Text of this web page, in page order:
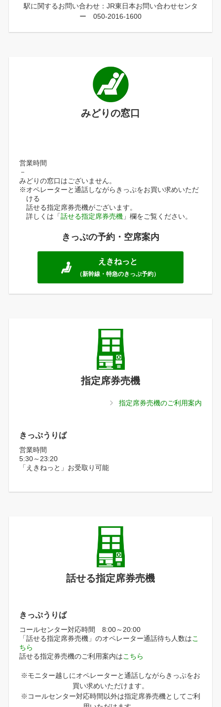
駅に関するお問い合わせ：JR東日本お問い合わせセンタ
ー 050-2016-1600
みどりの窓口
営業時間
－
みどりの窓口はございません。
※オペレーターと通話しながらきっぷをお買い求めいただ
ける
話せる指定席券売機がございます。
詳しくは「話せる指定席券売機」欄をご覧ください。
きっぷの予約・空席案内
えきねっと
（新幹線・特急のきっぷ予約）
指定席券売機
指定席券売機のご利用案内
きっぷうりば
営業時間
5:30～23:20
「えきねっと」お受取り可能
話せる指定席券売機
きっぷうりば
コールセンター対応時間 8:00～20:00
「話せる指定席券売機」のオペレーター通話待ち人数はこ
ちら
話せる指定券売機のご利用案内はこちら
※モニター越しにオペレーターと通話しながらきっぷをお
買い求めいただけます。
※コールセンター対応時間以外は指定席券売機としてご利